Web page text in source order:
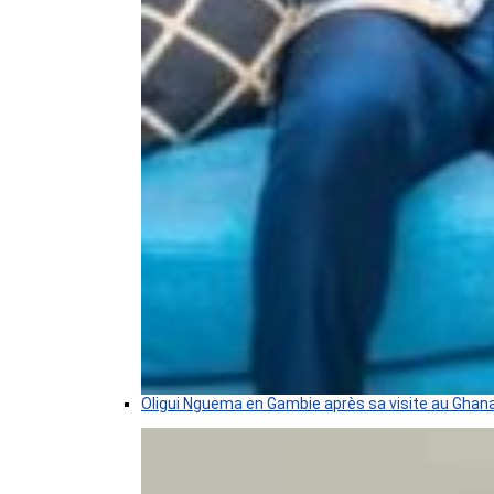
Oligui Nguema en Gambie après sa visite au